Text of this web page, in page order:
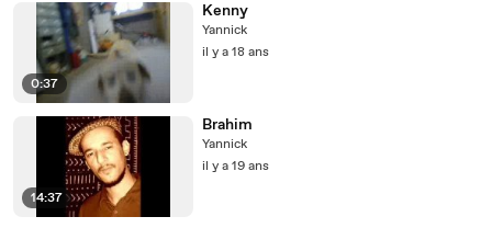
0:37
Kenny
Yannick
il y a 18 ans
14:37
Brahim
Yannick
il y a 19 ans